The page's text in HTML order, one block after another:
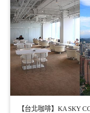
【台北咖啡】KA SKY